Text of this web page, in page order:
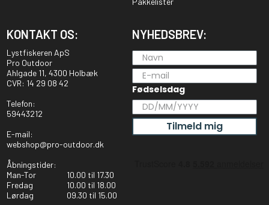
KONTAKT OS:
Lystfiskeren ApS
Pro Outdoor
Ahlgade 11, 4300 Holbæk
CVR: 14 29 08 42
Telefon:
59443212
E-mail:
webshop@pro-outdoor.dk
Åbningstider:
Man-Tor
10.00 til 17.30
Fredag
10.00 til 18.00
Lørdag
09.30 til 15.00
NYHEDSBREV:
Fødselsdag
Tilmeld mig